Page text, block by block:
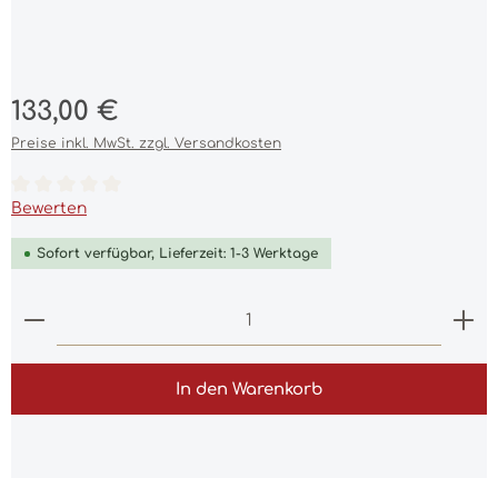
Regulärer Preis:
133,00 €
Preise inkl. MwSt. zzgl. Versandkosten
Durchschnittliche Bewertung von 0 von 5 Sternen
Bewerten
Sofort verfügbar, Lieferzeit: 1-3 Werktage
Produkt Anzahl: Gib den gewünschten Wert
In den Warenkorb